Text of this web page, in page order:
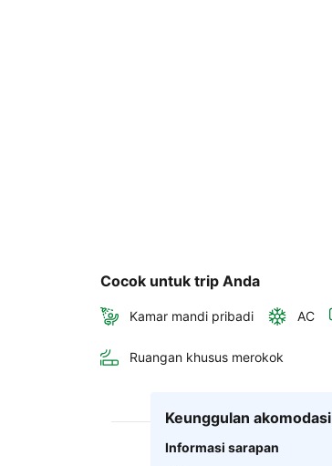
Cocok untuk trip Anda
Kamar mandi pribadi AC
Ruangan khusus merokok
Keunggulan akomodasi
Informasi sarapan